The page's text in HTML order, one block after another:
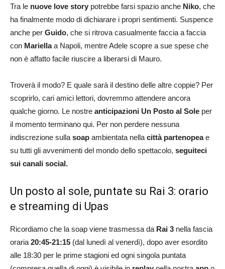
Tra le nuove love story potrebbe farsi spazio anche Niko, che
ha finalmente modo di dichiarare i propri sentimenti. Suspence
anche per Guido, che si ritrova casualmente faccia a faccia
con Mariellaa Napoli, mentre Adele scopre a sue spese che
non è affatto facile riuscire a liberarsi di Mauro.
Troverà il modo? E quale sarà il destino delle altre coppie? Per
scoprirlo, cari amici lettori, dovremmo attendere ancora
qualche giorno. Le nostre anticipazioni Un Posto al Sole per
il momento terminano qui. Per non perdere nessuna
indiscrezione sulla soap ambientata nella città partenopeae
su tutti gli avvenimenti del mondo dello spettacolo, seguiteci
sui canali social.
Un posto al sole, puntate su Rai 3: orario
e streaming di Upas
Ricordiamo che la soap viene trasmessa da Rai 3 nella fascia
oraria 20:45-21:15 (dal lunedì al venerdì), dopo aver esordito
alle 18:30 per le prime stagioni ed ogni singola puntata